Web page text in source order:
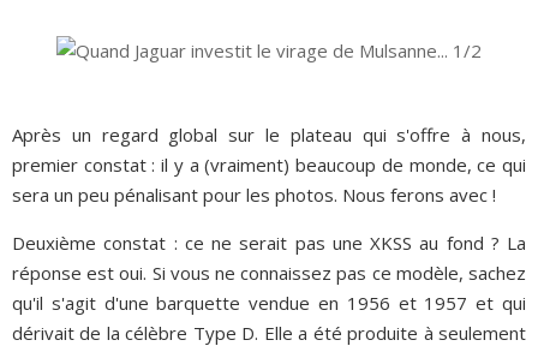
Après un regard global sur le plateau qui s'offre à nous,
premier constat : il y a (vraiment) beaucoup de monde, ce qui
sera un peu pénalisant pour les photos. Nous ferons avec !
Deuxième constat : ce ne serait pas une XKSS au fond ? La
réponse est oui. Si vous ne connaissez pas ce modèle, sachez
qu'il s'agit d'une barquette vendue en 1956 et 1957 et qui
dérivait de la célèbre Type D. Elle a été produite à seulement